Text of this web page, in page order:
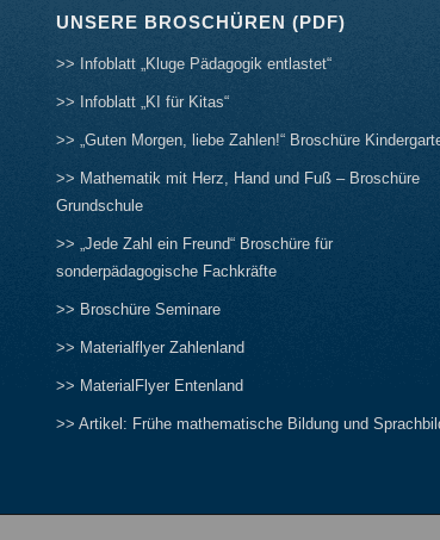
UNSERE BROSCHÜREN (PDF)
>> Infoblatt „Kluge Pädagogik entlastet“
>> Infoblatt „KI für Kitas“
>> „Guten Morgen, liebe Zahlen!“ Broschüre
>> Mathematik mit Herz, Hand und Fuß – Broschüre
Grundschule
>> „Jede Zahl ein Freund“ Broschüre für
sonderpädagogische Fachkräfte
>> Broschüre Seminare
>> Materialflyer Zahlenland
>> MaterialFlyer Entenland
>> Artikel: Frühe mathematische Bildung und